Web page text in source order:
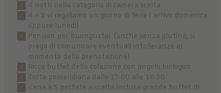
4 notti nella categoria di camera scelta
4 = 3 vi regaliamo un giorno di ferie ( arrivo domenica
oppure lunedi)
Pension per buongustai (anche senza glutine, si
prega di comunicare eventuali intolleranze al
momento della prenotazione)
Ricco buffet della colazione con angolo biologico
Torta pomeridiana dalle 15:00 alle 16:30
Cena a 5 portate a scelta inclusa grande buffet di